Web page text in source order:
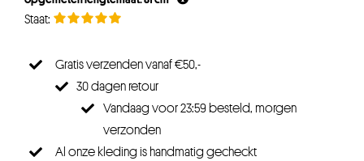
Gratis verzenden vanaf €50,-
30 dagen retour
Vandaag voor 23:59 besteld, morgen
verzonden
Al onze kleding is handmatig gecheckt